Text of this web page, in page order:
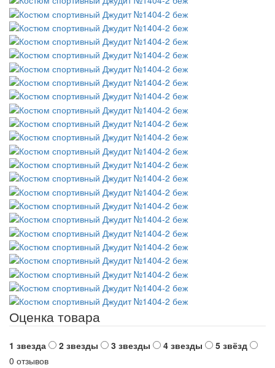
Оценка товара
1 звезда 2 звезды 3 звезды 4 звезды
5 звёзд
0 отзывов